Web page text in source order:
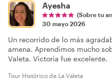
Ayesha
(Sobre tu
30 mayo 2026
Un recorrido de lo más
amena. Aprendimos mucho
Valeta. Victoria fue excelente.
Tour Histórico de La Valeta